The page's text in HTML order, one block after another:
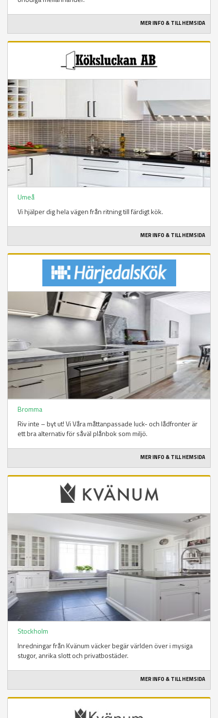
MER INFO & TILL HEMSIDA
Umeå
Vi hjälper dig hela vägen från ritning till färdigt kök.
MER INFO & TILL HEMSIDA
Bromma
Riv inte – byt ut! Vi Våra måttanpassade luck- och lådfronter är
ett bra alternativ för såväl plånbok som miljö.
MER INFO & TILL HEMSIDA
Stockholm
Inredningar från Kvänum väcker begär världen över i mysiga
stugor, anrika slott och privatbostäder.
MER INFO & TILL HEMSIDA